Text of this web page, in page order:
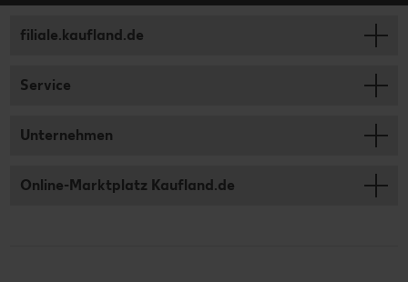
filiale.kaufland.de
Service
Unternehmen
Online-Marktplatz Kaufland.de